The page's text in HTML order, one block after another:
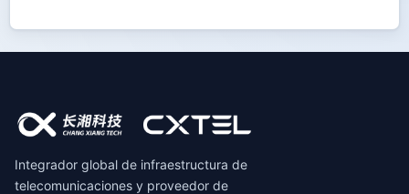
Integrador global de infraestructura de
telecomunicaciones y proveedor de